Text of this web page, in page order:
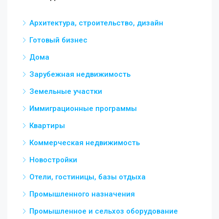
Архитектура, строительство, дизайн
Готовый бизнес
Дома
Зарубежная недвижимость
Земельные участки
Иммиграционные программы
Квартиры
Коммерческая недвижимость
Новостройки
Отели, гостиницы, базы отдыха
Промышленного назначения
Промышленное и сельхоз оборудование